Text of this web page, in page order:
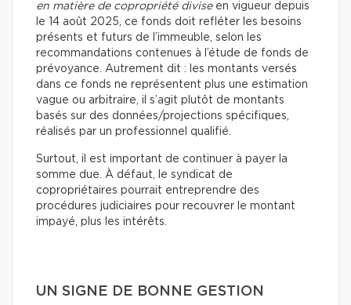
en matière de copropriété diviseen vigueur depuis
le 14 août 2025, ce fonds doit refléter les besoins
présents et futurs de l’immeuble, selon les
recommandations contenues à l’étude de fonds de
prévoyance. Autrement dit : les montants versés
dans ce fonds ne représentent plus une estimation
vague ou arbitraire, il s’agit plutôt de montants
basés sur des données/projections spécifiques,
réalisés par un professionnel qualifié.
Surtout, il est important de continuer à payer la
somme due. À défaut, le syndicat de
copropriétaires pourrait entreprendre des
procédures judiciaires pour recouvrer le montant
impayé, plus les intérêts.
UN SIGNE DE BONNE GESTION